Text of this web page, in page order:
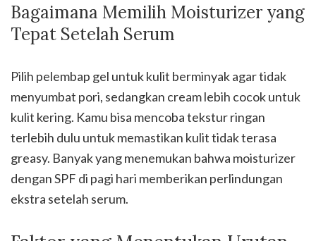
Bagaimana Memilih Moisturizer yang
Tepat Setelah Serum
Pilih pelembap gel untuk kulit berminyak agar tidak
menyumbat pori, sedangkan cream lebih cocok untuk
kulit kering. Kamu bisa mencoba tekstur ringan
terlebih dulu untuk memastikan kulit tidak terasa
greasy. Banyak yang menemukan bahwa moisturizer
dengan SPF di pagi hari memberikan perlindungan
ekstra setelah serum.